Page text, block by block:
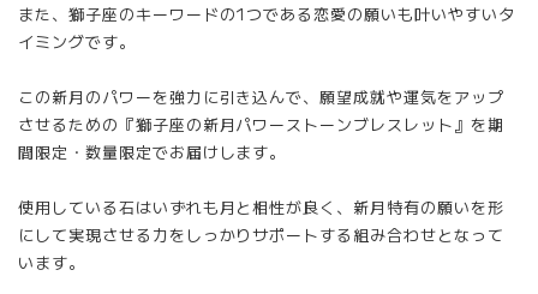
また、獅子座のキーワードの1つである恋愛の願いも叶いやすいタ
イミングです。
この新月のパワーを強力に引き込んで、願望成就や運気をアップ
させるための『獅子座の新月パワーストーンブレスレット』を期
間限定・数量限定でお届けします。
使用している石はいずれも月と相性が良く、新月特有の願いを形
にして実現させる力をしっかりサポートする組み合わせとなって
います。